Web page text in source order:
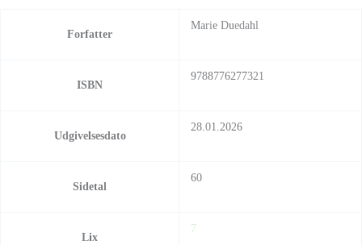
Forfatter
Marie Duedahl
ISBN
9788776277321
Udgivelsesdato
28.01.2026
Sidetal
60
Lix
7